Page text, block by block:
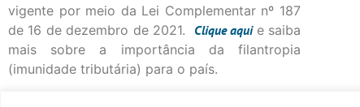
vigente por meio da Lei Complementar nº 187
de 16 de dezembro de 2021. Cliqueaqui e saiba
mais sobre a importância da filantropia
(imunidade tributária) para o país.